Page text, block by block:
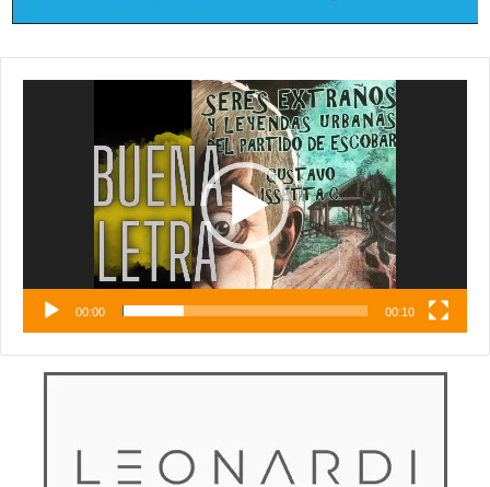
00:00 00:10